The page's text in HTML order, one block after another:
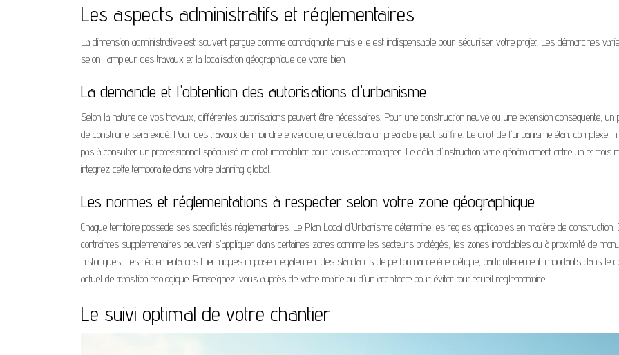
Les aspects administratifs et réglementaires
La dimension administrative est souvent perçue comme contraignante mais elle est indispensable pour sécuriser votre projet. Les démarches
selon l'ampleur des travaux et la localisation géographique de votre bien.
La demande et l'obtention des autorisations d'urbanisme
Selon la nature de vos travaux, différentes autorisations peuvent être nécessaires. Pour une construction neuve ou une extension conséquente, un
de construire sera exigé. Pour des travaux de moindre envergure, une déclaration préalable peut suffire. Le droit de l'urbanisme étant complexe,
pas à consulter un professionnel spécialisé en droit immobilier pour vous accompagner. Le délai d'instruction varie généralement entre un et trois
intégrez cette temporalité dans votre planning global.
Les normes et réglementations à respecter selon votre zone géographique
Chaque territoire possède ses spécificités réglementaires. Le Plan Local d'Urbanisme détermine les règles applicables en matière de construction.
contraintes supplémentaires peuvent s'appliquer dans certaines zones comme les secteurs protégés, les zones inondables ou à proximité de
historiques. Les réglementations thermiques imposent également des standards de performance énergétique, particulièrement importants dans le
actuel de transition écologique. Renseignez-vous auprès de votre mairie ou d'un architecte pour éviter tout écueil réglementaire.
Le suivi optimal de votre chantier